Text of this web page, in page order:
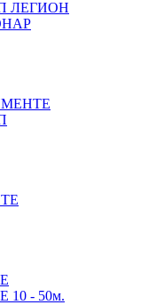
ЛЕГИОН
- 50м.